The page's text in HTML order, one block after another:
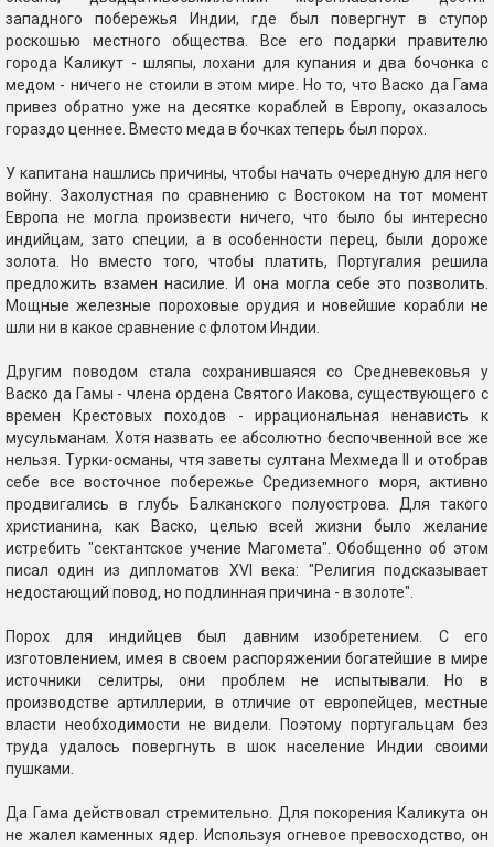
западного побережья Индии, где был повергнут в ступор
роскошью местного общества. Все его подарки правителю
города Каликут - шляпы, лохани для купания и два бочонка с
медом - ничего не стоили в этом мире. Но то, что Васко да Гама
привез обратно уже на десятке кораблей в Европу, оказалось
гораздо ценнее. Вместо меда в бочках теперь был порох.
У капитана нашлись причины, чтобы начать очередную для него
войну. Захолустная по сравнению с Востоком на тот момент
Европа не могла произвести ничего, что было бы интересно
индийцам, зато специи, а в особенности перец, были дороже
золота. Но вместо того, чтобы платить, Португалия решила
предложить взамен насилие. И она могла себе это позволить.
Мощные железные пороховые орудия и новейшие корабли не
шли ни в какое сравнение с флотом Индии.
Другим поводом стала сохранившаяся со Средневековья у
Васко да Гамы - члена ордена Святого Иакова, существующего с
времен Крестовых походов - иррациональная ненависть к
мусульманам. Хотя назвать ее абсолютно беспочвенной все же
нельзя. Турки-османы, чтя заветы султана Мехмеда II и отобрав
себе все восточное побережье Средиземного моря, активно
продвигались в глубь Балканского полуострова. Для такого
христианина, как Васко, целью всей жизни было желание
истребить "сектантское учение Магомета". Обобщенно об этом
писал один из дипломатов XVI века: "Религия подсказывает
недостающий повод, но подлинная причина - в золоте".
Порох для индийцев был давним изобретением. С его
изготовлением, имея в своем распоряжении богатейшие в мире
источники селитры, они проблем не испытывали. Но в
производстве артиллерии, в отличие от европейцев, местные
власти необходимости не видели. Поэтому португальцам без
труда удалось повергнуть в шок население Индии своими
пушками.
Да Гама действовал стремительно. Для покорения Каликута он
не жалел каменных ядер. Используя огневое превосходство, он